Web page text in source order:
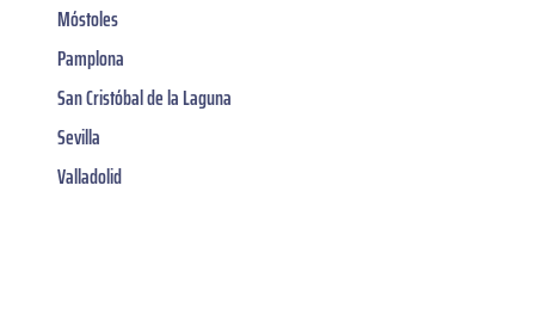
Móstoles
Pamplona
San Cristóbal de la Laguna
Sevilla
Valladolid